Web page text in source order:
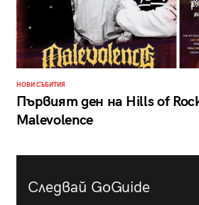
НОВИ СЪБИТИЯ
Първият ден на Hills of
Malevolence
Следвай GoGuide